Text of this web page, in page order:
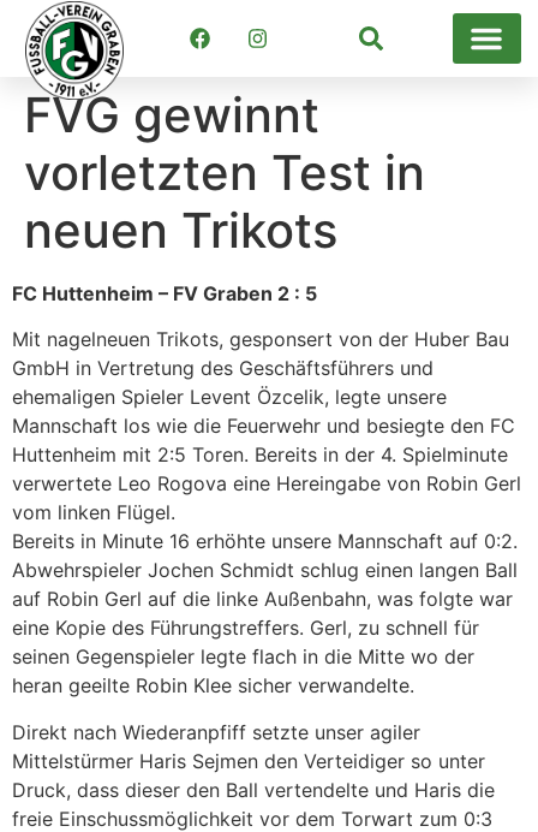
Suchen
FVG gewinnt
vorletzten Test in
neuen Trikots
FC Huttenheim – FV Graben 2 : 5
Mit nagelneuen Trikots, gesponsert von der Huber Bau
GmbH in Vertretung des Geschäftsführers und
ehemaligen Spieler Levent Özcelik, legte unsere
Mannschaft los wie die Feuerwehr und besiegte den FC
Huttenheim mit 2:5 Toren. Bereits in der 4. Spielminute
verwertete Leo Rogova eine Hereingabe von Robin Gerl
vom linken Flügel.
Bereits in Minute 16 erhöhte unsere Mannschaft auf 0:2.
Abwehrspieler Jochen Schmidt schlug einen langen Ball
auf Robin Gerl auf die linke Außenbahn, was folgte war
eine Kopie des Führungstreffers. Gerl, zu schnell für
seinen Gegenspieler legte flach in die Mitte wo der
heran geeilte Robin Klee sicher verwandelte.
Direkt nach Wiederanpfiff setzte unser agiler
Mittelstürmer Haris Sejmen den Verteidiger so unter
Druck, dass dieser den Ball vertendelte und Haris die
freie Einschussmöglichkeit vor dem Torwart zum 0:3